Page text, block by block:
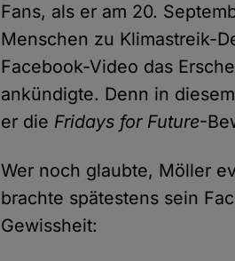
Fans, als er am 20.
Menschen zu Klimastreik-
Facebook-Video das
ankündigte. Denn in
er die Fridays for Future-
Wer noch glaubte, Möller
brachte spätestens sein
Gewissheit: